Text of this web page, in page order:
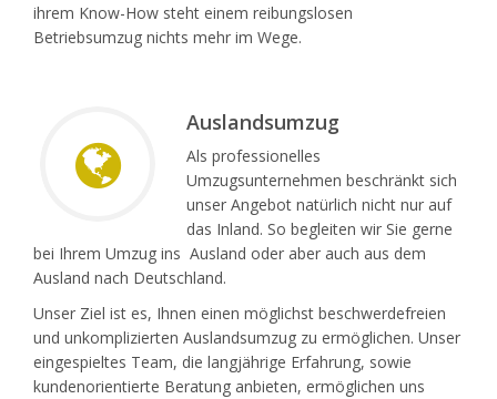
ihrem Know-How steht einem reibungslosen
Betriebsumzug nichts mehr im Wege.
Auslandsumzug
Als professionelles
Umzugsunternehmen beschränkt sich
unser Angebot natürlich nicht nur auf
das Inland. So begleiten wir Sie gerne
bei Ihrem Umzug ins Ausland oder aber auch aus dem
Ausland nach Deutschland.
Unser Ziel ist es, Ihnen einen möglichst beschwerdefreien
und unkomplizierten Auslandsumzug zu ermöglichen. Unser
eingespieltes Team, die langjährige Erfahrung, sowie
kundenorientierte Beratung anbieten, ermöglichen uns